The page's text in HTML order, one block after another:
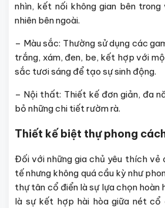
nhìn, kết nối không gian bên
nhiên bên ngoài.
– Màu sắc: Thường sử dụng các
trắng, xám, đen, be, kết hợp với
sắc tươi sáng để tạo sự sinh động.
– Nội thất: Thiết kế đơn giản, đa
bỏ những chi tiết rườm rà.
Thiết kế biệt thự phong
Đối với những gia chủ yêu thích vẻ
tế nhưng không quá cầu kỳ như
thự tân cổ điển là sự lựa chọn hoàn
là sự kết hợp hài hòa giữa nét cổ